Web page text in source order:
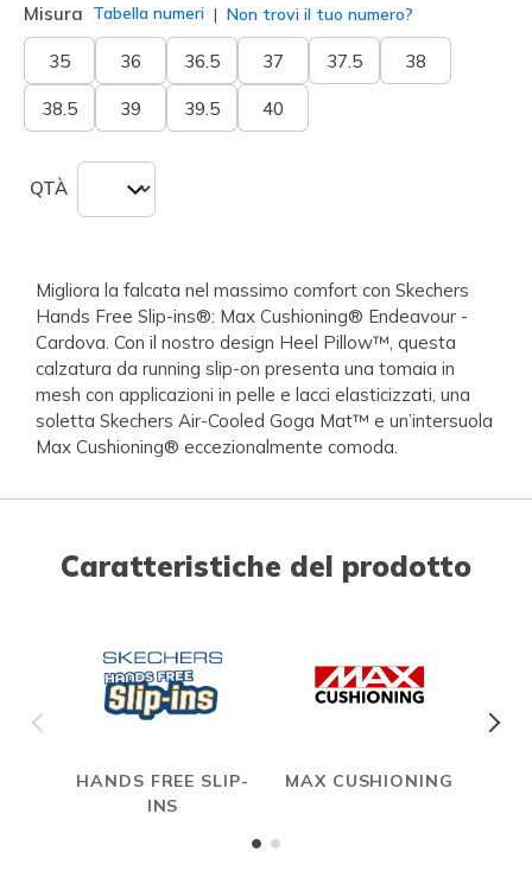
Misura Tabella numeri Non trovi il tuo numero?
35 36 36.5 37 37.5 38
38.5 39 39.5 40
QTÀ
Migliora la falcata nel massimo comfort con Skechers
Hands Free Slip-ins®: Max Cushioning® Endeavour -
Cardova. Con il nostro design Heel Pillow™, questa
calzatura da running slip-on presenta una tomaia in
mesh con applicazioni in pelle e lacci elasticizzati, una
soletta Skechers Air-Cooled Goga Mat™ e un’intersuola
Max Cushioning® eccezionalmente comoda.
Caratteristiche del prodotto
HANDS FREE SLIP-
INS
MAX CUSHIONING